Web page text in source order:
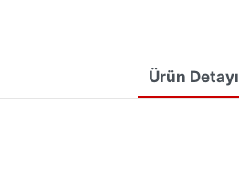
Ürün Detayı